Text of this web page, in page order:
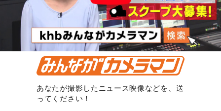
あなたが撮影したニュース映像などを、送
ってください！